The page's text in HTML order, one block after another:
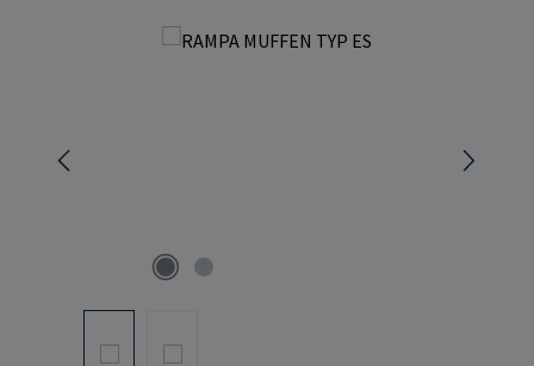
Bildergalerie überspringen